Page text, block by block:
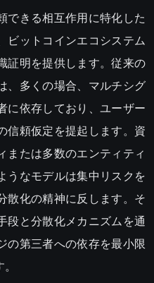
できる相互作用に特化した
ビットコインエコシステム
証明を提供します。従来の
、多くの場合、マルチシグ
に依存しており、ユーザー
信頼仮定を提起します。資
または多数のエンティティ
うなモデルは集中リスクを
散化の精神に反します。そ
段と分散化メカニズムを通
の第三者への依存を最小限